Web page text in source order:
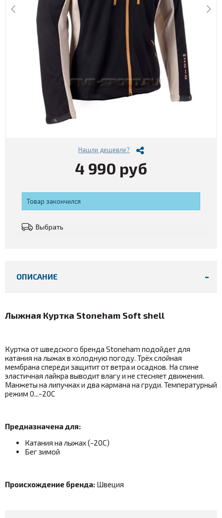
Нашли дешевле?
4 990 руб
Товар закончился
Выбрать
ОПИСАНИЕ
Лыжная Куртка Stoneham Soft shell
Куртка от шведского бренда Stoneham подойдет для
катания на лыжах в холодную погоду. Трёх слойная
мембрана спереди защитит от ветра и осадков. На спине
эластичная лайкра выводит влагу и не стесняет движения.
Манжеты на липучках и два кармана на груди. Температурный
режим 0...-20С
Предназначена для:
Катания на лыжах (-20С)
Бег зимой
Происхождение бренда: Швеция